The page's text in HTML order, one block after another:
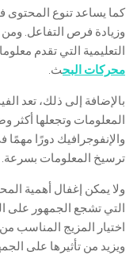
كما يساعد تنوع
وزيادة فرص التفاعل. ومن
التعليمية التي تقدم
محركات البحث.
بالإضافة إلى ذلك، تعد
المعلومات وتجعلها أكثر
والإنفوجرافيك دورًا
ترسيخ المعلومات بسرعة.
ولا يمكن إغفال أهمية
التي تشجع الجمهور على
اختيار المزيج المناسب
ويزيد من تأثيرها على